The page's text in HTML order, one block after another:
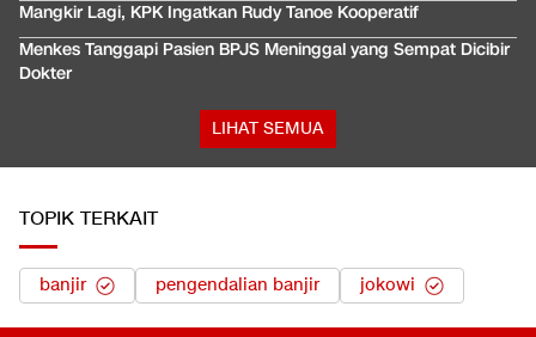
Mangkir Lagi, KPK Ingatkan Rudy Tanoe Kooperatif
Menkes Tanggapi Pasien BPJS Meninggal yang Sempat Dicibir
Dokter
LIHAT SEMUA
TOPIK TERKAIT
banjir pengendalian banjir jokowi